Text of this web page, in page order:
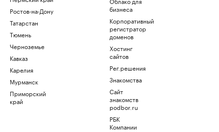
Ростов-на-Дону
Татарстан
Тюмень
Черноземье
Кавказ
Карелия
Мурманск
Приморский
край
бизнеса
Корпоративный
регистратор
доменов
Хостинг
сайтов
Рег.решения
Знакомства
Сайт
знакомств
podbor.ru
РБК
Компании